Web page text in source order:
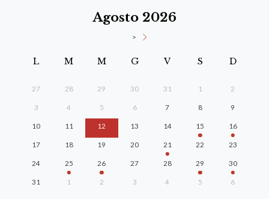
Agosto 2026
>
L M M G V S D
27 28 29 30 31 1 2
3 4 5 6 7 8 9
10 11 12 13 14 15 16
17 18 19 20 21 22 23
24 25 26 27 28 29 30
31 1 2 3 4 5 6